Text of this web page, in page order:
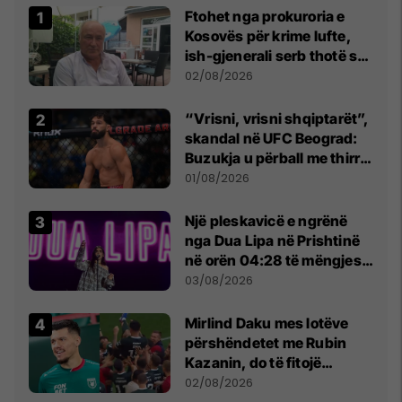
Ftohet nga prokuroria e
Kosovës për krime lufte,
ish-gjenerali serb thotë se
dikush e tradhtoi në
02/08/2026
“Vrisni, vrisni shqiptarët”,
skandal në UFC Beograd:
Buzukja u përball me thirrje
anti-shqiptare nga
01/08/2026
Një pleskavicë e ngrënë
nga Dua Lipa në Prishtinë
në orën 04:28 të mëngjesit
- dhe bota digjitale serbe
03/08/2026
Mirlind Daku mes lotëve
përshëndetet me Rubin
Kazanin, do të fitojë
miliona te Spartak Moska
02/08/2026